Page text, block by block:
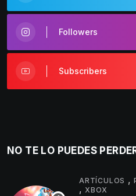
Followers
Subscribers
NO TE LO PUEDES
ARTÍCULOS ,
, XBOX